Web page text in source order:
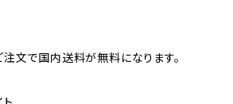
文で国内送料が無料になります。